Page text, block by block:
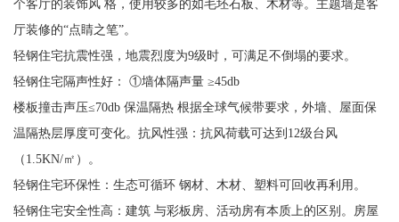
个客厅的装饰风 格，使用较多的如毛坯石板、木材等。主题墙是客
厅装修的“点睛之笔”。
轻钢住宅抗震性强，地震烈度为9级时，可满足不倒塌的要求。
轻钢住宅隔声性好： ①墙体隔声量 ≥45db
楼板撞击声压≤70db 保温隔热 根据全球气候带要求，外墙、屋面保
温隔热层厚度可变化。抗风性强：抗风荷载可达到12级台风
（1.5KN/㎡）。
轻钢住宅环保性：生态可循环 钢材、木材、塑料可回收再利用。
轻钢住宅安全性高：建筑 与彩板房、活动房有本质上的区别。房屋